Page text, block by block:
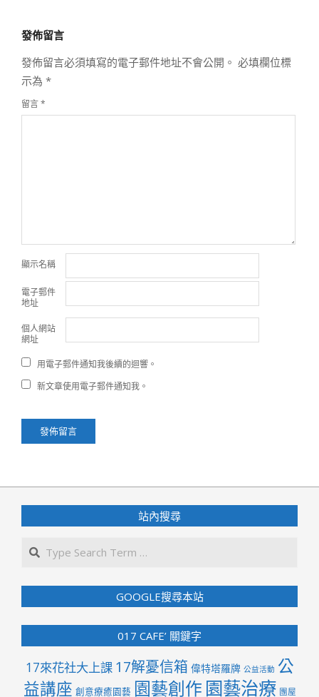
27
發佈留言
發佈留言必須填寫的電子郵件地址不會公開。 必填欄位標
示為 *
留言*
顯示名稱
電子郵件
地址
個人網站
網址
用電子郵件通知我後續的迴響。
新文章使用電子郵件通知我。
站內搜尋
GOOGLE搜尋本站
017 CAFE’ 關鍵字
17來花社大上課 17解憂信箱 偉特塔羅牌 公益活動 公
益講座 創意療癒園藝 園藝創作 園藝治療 團屋